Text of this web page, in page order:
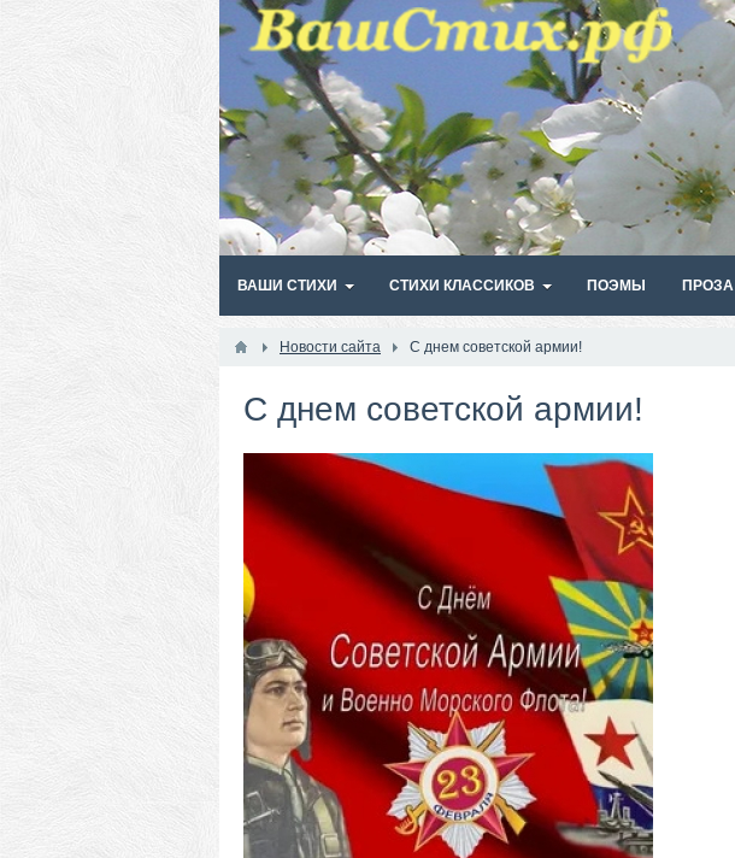
ВАШИ СТИХИ СТИХИ КЛАССИКОВ ПОЭМЫ ПРОЗА
Новости сайта С днем советской армии!
С днем советской армии!